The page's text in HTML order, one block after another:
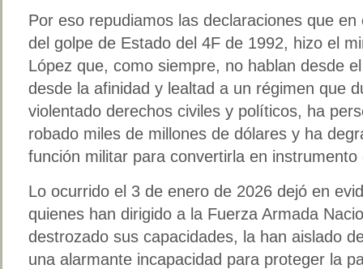
Por eso repudiamos las declaraciones que
del golpe de Estado del 4F de 1992, hizo el
López que, como siempre, no hablan desde
desde la afinidad y lealtad a un régimen que
violentado derechos civiles y políticos, ha
robado miles de millones de dólares y ha
función militar para convertirla en
Lo ocurrido el 3 de enero de 2026 dejó en
quienes han dirigido a la Fuerza Armada
destrozado sus capacidades, la han aislado
una alarmante incapacidad para proteger la